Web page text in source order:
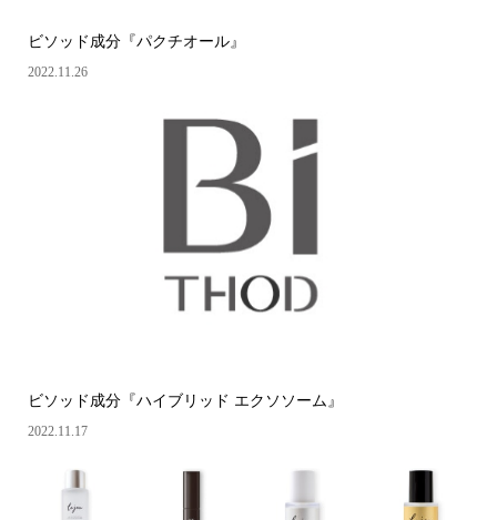
ビソッド成分『パクチオール』
2022.11.26
ビソッド成分『ハイブリッド エクソソーム』
2022.11.17